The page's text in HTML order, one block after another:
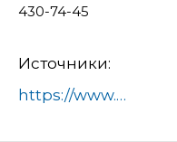
430-74-45
Источники:
https://www.domod.ru/city/info/news/programma_na_vykhodnye/